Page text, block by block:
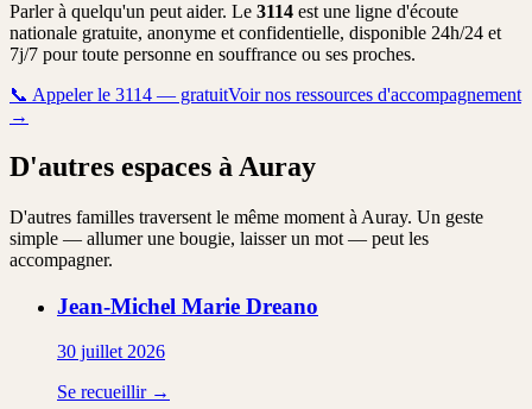
Parler à quelqu'un peut aider. Le 3114 est une ligne d'écoute
nationale gratuite, anonyme et confidentielle, disponible 24h/24 et
7j/7 pour toute personne en souffrance ou ses proches.
📞 Appeler le 3114 — gratuitVoir nos ressources d'accompagnement
→
D'autres espaces à Auray
D'autres familles traversent le même moment à Auray. Un geste
simple — allumer une bougie, laisser un mot — peut les
accompagner.
Jean-Michel Marie Dreano
30 juillet 2026
Se recueillir →